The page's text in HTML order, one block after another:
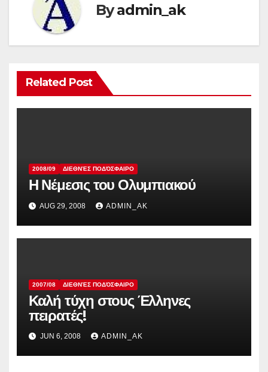
Byadmin_ak
Related Post
2008/09 ΔΙΕΘΝΈΣ ΠΟΔΌΣΦΑΙΡΟ
Η Νέμεσις του Ολυμπιακού
AUG 29, 2008 ADMIN_AK
2007/08 ΔΙΕΘΝΈΣ ΠΟΔΌΣΦΑΙΡΟ
Καλή τύχη στους Έλληνες
πειρατές!
JUN 6, 2008 ADMIN_AK